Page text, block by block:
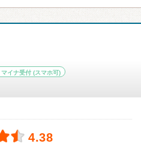
マイナ受付 (スマホ可)
4.38